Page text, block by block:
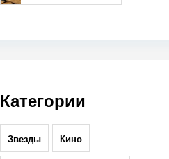
Категории
Звезды Кино